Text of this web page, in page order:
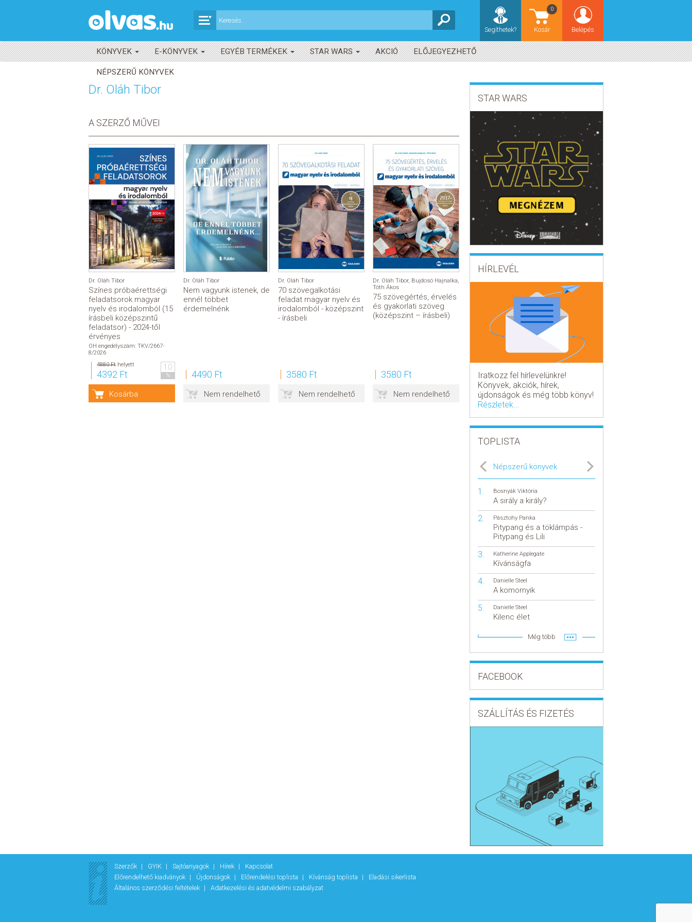
Belépés
Kosár
0
Segíthetek?
KÖNYVEK E-KÖNYVEK EGYÉB TERMÉKEK STAR WARS AKCIÓ ELŐJEGYEZHETŐ
NÉPSZERŰ KÖNYVEK
Dr. Oláh Tibor
A SZERZŐ MŰVEI
Dr. Oláh Tibor
Színes próbaérettségi
feladatsorok magyar
nyelv és irodalomból (15
írásbeli középszintű
feladatsor) - 2024-től
érvényes
OH engedélyszám: TKV/2667-
8/2026
4880 Ft helyett
4392 Ft
10
%
Kosárba
Dr. Oláh Tibor
Nem vagyunk istenek, de
ennél többet
érdemelnénk
4490 Ft
Nem rendelhető
Dr. Oláh Tibor
70 szövegalkotási
feladat magyar nyelv és
irodalomból - középszint
- írásbeli
3580 Ft
Nem rendelhető
Dr. Oláh Tibor, Bujdosó Hajnalka,
Tóth Ákos
75 szövegértés, érvelés
és gyakorlati szöveg
(középszint – írásbeli)
3580 Ft
Nem rendelhető
STAR WARS
HÍRLEVÉL
Iratkozz fel hírlevelünkre!
Könyvek, akciók, hírek,
újdonságok és még több könyv!
Részletek...
TOPLISTA
Népszerű könyvek
Bosnyák Viktória
A sirály a király?
Pásztohy Panka
Pitypang és a töklámpás -
Pitypang és Lili
Katherine Applegate
Kívánságfa
Danielle Steel
A komornyik
Danielle Steel
Kilenc élet
Még több
FACEBOOK
SZÁLLÍTÁS ÉS FIZETÉS
Szerzők GYIK Sajtóanyagok Hírek
Kapcsolat
Előrendelhető kiadványok
Újdonságok Előrendelési toplista Kívánság toplista
Eladási sikerlista
Általános szerződési feltételek
Adatkezelési és adatvédelmi szabályzat